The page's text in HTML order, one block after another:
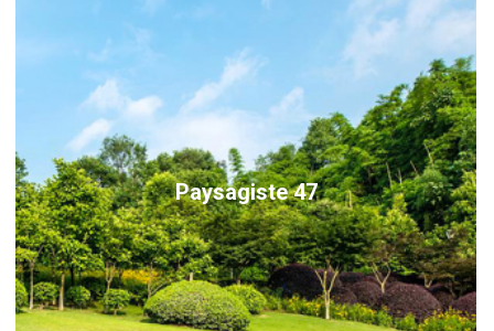
Paysagiste 47